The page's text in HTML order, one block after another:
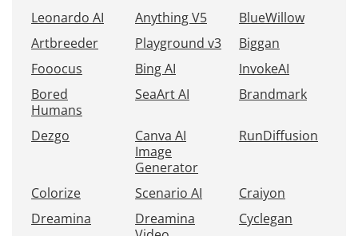
Leonardo AI Anything V5
BlueWillow
Artbreeder
Playground v3
Biggan
Fooocus
Bing AI
InvokeAI
Bored
Humans
SeaArt AI Brandmark
Dezgo
Canva AI
Image
Generator
RunDiffusion
Colorize Scenario AI
Craiyon
Dreamina
Dreamina
Cyclegan